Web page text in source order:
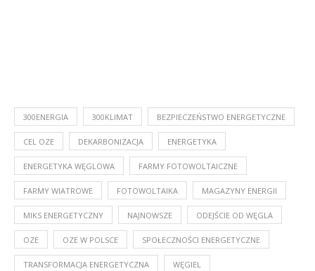
300ENERGIA 300KLIMAT BEZPIECZEŃSTWO ENERGETYCZNE
CEL OZE DEKARBONIZACJA ENERGETYKA
ENERGETYKA WĘGLOWA FARMY FOTOWOLTAICZNE
FARMY WIATROWE FOTOWOLTAIKA MAGAZYNY ENERGII
MIKS ENERGETYCZNY NAJNOWSZE ODEJŚCIE OD WĘGLA
OZE OZE W POLSCE SPOŁECZNOŚCI ENERGETYCZNE
TRANSFORMACJA ENERGETYCZNA WĘGIEL